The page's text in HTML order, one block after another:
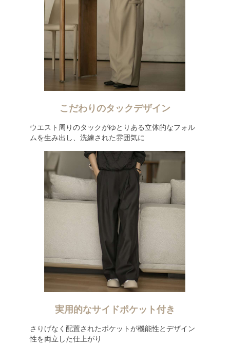
こだわりのタックデザイン
ウエスト周りのタックがゆとりある立体的なフォル
ムを生み出し、洗練された雰囲気に
実用的なサイドポケット付き
さりげなく配置されたポケットが機能性とデザイン
性を両立した仕上がり